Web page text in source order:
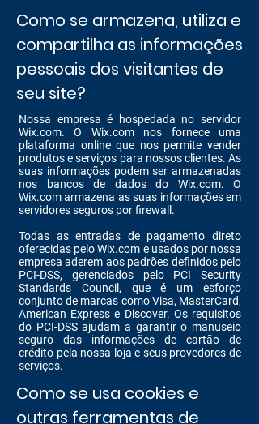
Como se armazena, utiliza e
compartilha as informações
pessoais dos visitantes de
seu site?
Nossa empresa é hospedada no servidor
Wix.com. O Wix.com nos fornece uma
plataforma online que nos permite vender
produtos e serviços para nossos clientes. As
suas informações podem ser armazenadas
nos bancos de dados do Wix.com. O
Wix.com armazena as suas informações em
servidores seguros por firewall.
Todas as entradas de pagamento direto
oferecidas pelo Wix.com e usados por nossa
empresa aderem aos padrões definidos pelo
PCI-DSS, gerenciados pelo PCI Security
Standards Council, que é um esforço
conjunto de marcas como Visa, MasterCard,
American Express e Discover. Os requisitos
do PCI-DSS ajudam a garantir o manuseio
seguro das informações de cartão de
crédito pela nossa loja e seus provedores de
serviços.
Como se usa cookies e
outras ferramentas de